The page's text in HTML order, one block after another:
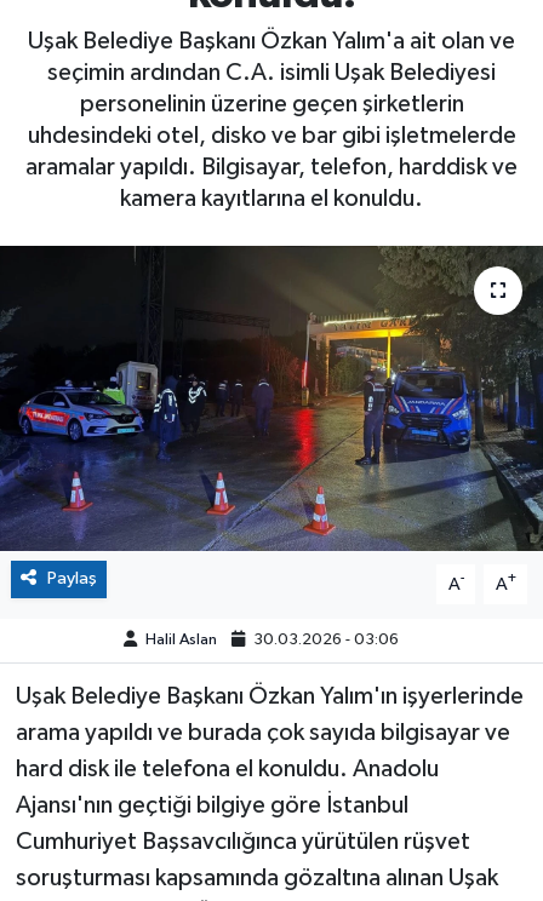
Uşak Belediye Başkanı Özkan Yalım'a ait olan ve
seçimin ardından C.A. isimli Uşak Belediyesi
personelinin üzerine geçen şirketlerin
uhdesindeki otel, disko ve bar gibi işletmelerde
aramalar yapıldı. Bilgisayar, telefon, harddisk ve
kamera kayıtlarına el konuldu.
Paylaş A- A+
Halil Aslan 30.03.2026 - 03:06
Uşak Belediye Başkanı Özkan Yalım'ın işyerlerinde
arama yapıldı ve burada çok sayıda bilgisayar ve
hard disk ile telefona el konuldu. Anadolu
Ajansı'nın geçtiği bilgiye göre İstanbul
Cumhuriyet Başsavcılığınca yürütülen rüşvet
soruşturması kapsamında gözaltına alınan Uşak